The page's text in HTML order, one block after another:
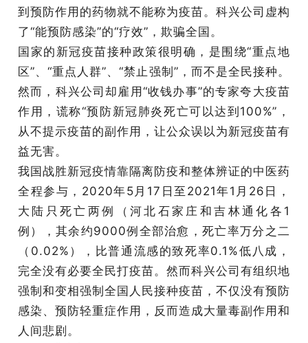
到预防作用的药物就不能称为疫苗。科兴公司虚构
了“能预防感染”的“疗效”，欺骗全国。
国家的新冠疫苗接种政策很明确，是围绕“重点地
区”、“重点人群”、“禁止强制”，而不是全民接种。
然而，科兴公司却雇用“收钱办事”的专家夸大疫苗
作用，谎称“预防新冠肺炎死亡可以达到100%”，
从不提示疫苗的副作用，让公众误以为新冠疫苗有
益无害。
我国战胜新冠疫情靠隔离防疫和整体辨证的中医药
全程参与，2020年5月17日至2021年1月26日，
大陆只死亡两例（河北石家庄和吉林通化各1
例），其余约9000例全部治愈，死亡率万分之二
（0.02%），比普通流感的致死率0.1%低八成，
完全没有必要全民打疫苗。然而科兴公司有组织地
强制和变相强制全国人民接种疫苗，不仅没有预防
感染、预防轻重症作用，反而造成大量毒副作用和
人间悲剧。